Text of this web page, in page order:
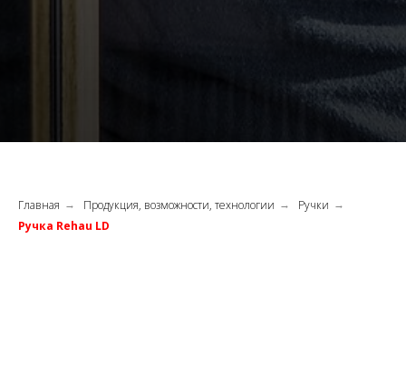
Главная → Продукция, возможности, технологии → Ручки →
Ручка Rehau LD